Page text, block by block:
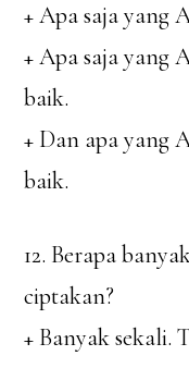
+ Apa saja yang
+ Apa saja yang
baik.
+ Dan apa yang
baik.
12. Berapa
ciptakan?
+ Banyak sekali.